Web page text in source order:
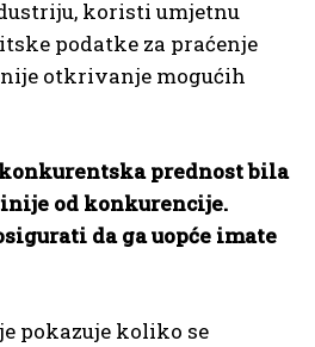
koristi umjetnu
podatke za praćenje
otkrivanje mogućih
prednost bila
od konkurencije.
da ga uopće imate
pokazuje koliko se